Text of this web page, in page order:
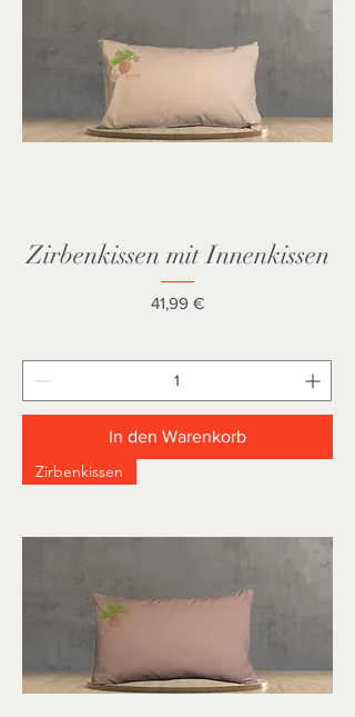
Zirbenkissen mit Innenkissen
Preis
41,99 €
In den Warenkorb
Zirbenkissen